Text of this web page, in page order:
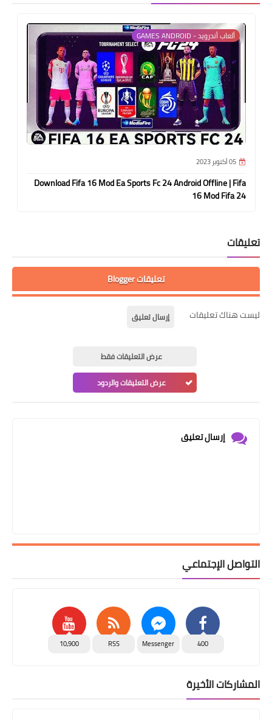
ألعاب أندرويد - GAMES ANDROID
05 أكتوبر 2023
Download Fifa 16 Mod Ea Sports Fc 24 Android Offline | Fifa
16 Mod Fifa 24
تعليقات
تعليقات Blogger
ليست هناك تعليقات إرسال تعليق
عرض التعليقات فقط
عرض التعليقات والردود
إرسال تعليق
التواصل الإجتماعي
400
Messenger
RSS
10,900
المشاركات الأخيرة